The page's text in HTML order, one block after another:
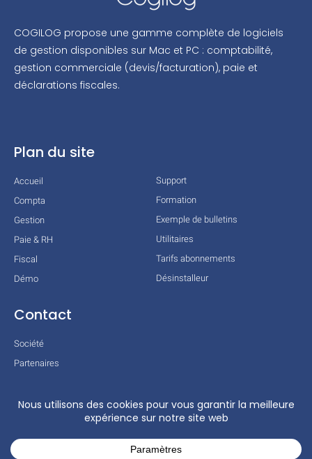
COGILOG propose une gamme complète de logiciels
de gestion disponibles sur Mac et PC : comptabilité,
gestion commerciale (devis/facturation), paie et
déclarations fiscales.
Plan du site
Accueil
Compta
Gestion
Paie & RH
Fiscal
Démo
Support
Formation
Exemple de bulletins
Utilitaires
Tarifs abonnements
Désinstalleur
Contact
Société
Partenaires
Mentions légales
Conditions générales
Actualités